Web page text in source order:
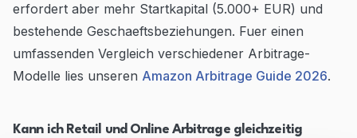
erfordert aber mehr Startkapital (5.000+ EUR) und
bestehende Geschaeftsbeziehungen. Fuer einen
umfassenden Vergleich verschiedener Arbitrage-
Modelle lies unseren Amazon Arbitrage Guide 2026.
Kann ich Retail und Online Arbitrage gleichzeitig